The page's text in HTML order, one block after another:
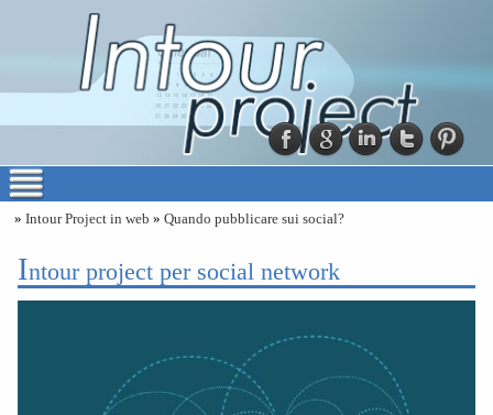
» Intour Project in web » Quando pubblicare sui social?
intour project per social network